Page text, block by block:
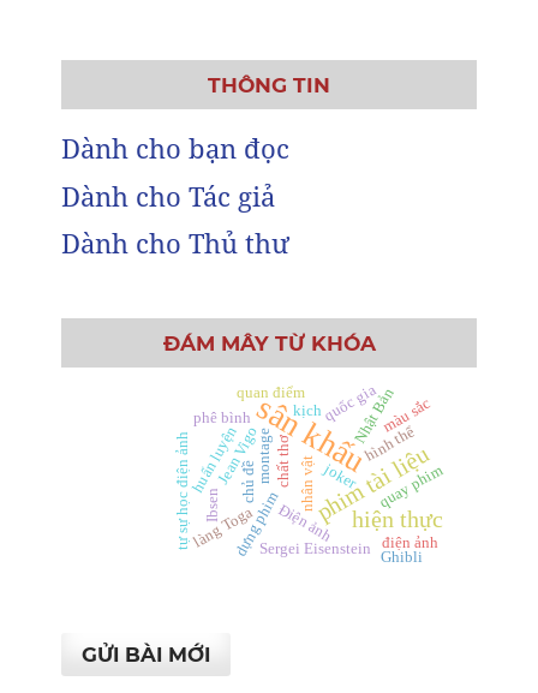
THÔNG TIN
Dành cho bạn đọc
Dành cho Tác giả
Dành cho Thủ thư
ĐÁM MÂY TỪ KHÓA
sân khấu
phim tài liệu
hiện thực
Điện ảnh
chất thơ nhân vật
chủ đề
dựng phim
quay phim
Jean Vigo joker
làng Toga
huấn luyện hình thể
Nhật Bản
Sergei Eisenstein
màu sắc
tự sự học điện ảnh
quốc gia
phê bình kịch
montage
quan điểm
điện ảnh
Ibsen
Ghibli
GỬI BÀI MỚI